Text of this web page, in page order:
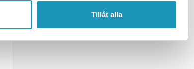
Tillåt alla